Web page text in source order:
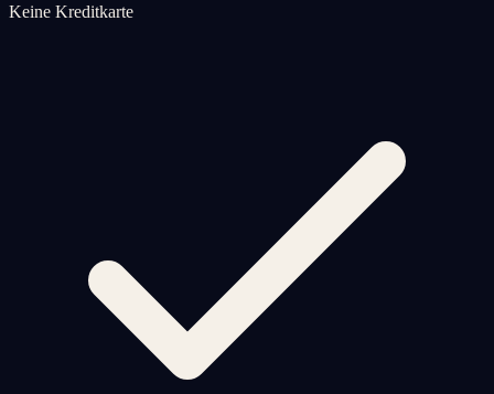
Keine Kreditkarte